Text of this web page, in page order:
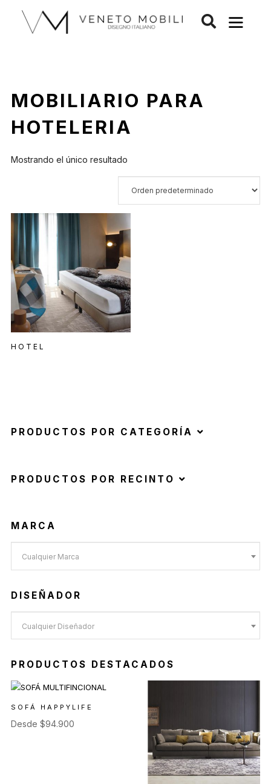
contenido
MOBILIARIO PARA
HOTELERIA
Mostrando el único resultado
HOTEL
PRODUCTOS POR CATEGORÍA
PRODUCTOS POR RECINTO
MARCA
Cualquier Marca
DISEÑADOR
Cualquier Diseñador
PRODUCTOS DESTACADOS
SOFÁ HAPPYLIFE
Desde $94.900